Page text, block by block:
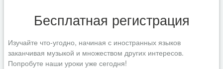
Бесплатная регистрация
Изучайте что-угодно, начиная с иностранных языков
заканчивая музыкой и множеством других интересов.
Попробуте наши уроки уже сегодня!